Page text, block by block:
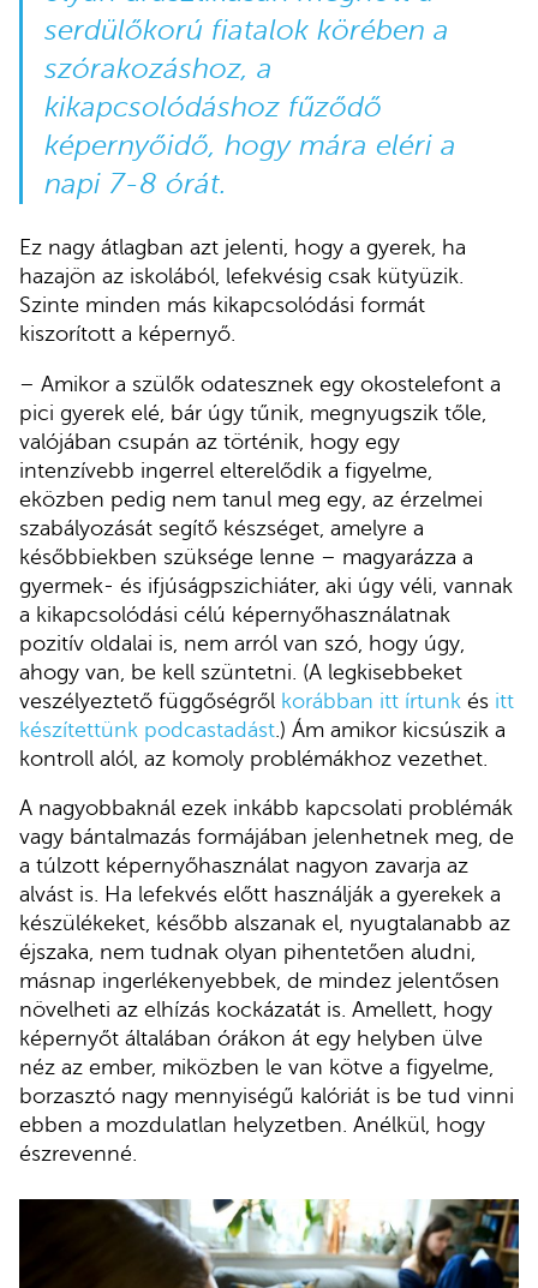
serdülőkorú fiatalok körében a
szórakozáshoz, a
kikapcsolódáshoz fűződő
képernyőidő, hogy mára eléri a
napi 7-8 órát.
Ez nagy átlagban azt jelenti, hogy a gyerek, ha
hazajön az iskolából, lefekvésig csak kütyüzik.
Szinte minden más kikapcsolódási formát
kiszorított a képernyő.
– Amikor a szülők odatesznek egy okostelefont a
pici gyerek elé, bár úgy tűnik, megnyugszik tőle,
valójában csupán az történik, hogy egy
intenzívebb ingerrel elterelődik a figyelme,
eközben pedig nem tanul meg egy, az érzelmei
szabályozását segítő készséget, amelyre a
későbbiekben szüksége lenne – magyarázza a
gyermek- és ifjúságpszichiáter, aki úgy véli, vannak
a kikapcsolódási célú képernyőhasználatnak
pozitív oldalai is, nem arról van szó, hogy úgy,
ahogy van, be kell szüntetni. (A legkisebbeket
veszélyeztető függőségről korábban itt írtunk és itt
készítettünk podcastadást .) Ám amikor kicsúszik a
kontroll alól, az komoly problémákhoz vezethet.
A nagyobbaknál ezek inkább kapcsolati problémák
vagy bántalmazás formájában jelenhetnek meg, de
a túlzott képernyőhasználat nagyon zavarja az
alvást is. Ha lefekvés előtt használják a gyerekek a
készülékeket, később alszanak el, nyugtalanabb az
éjszaka, nem tudnak olyan pihentetően aludni,
másnap ingerlékenyebbek, de mindez jelentősen
növelheti az elhízás kockázatát is. Amellett, hogy
képernyőt általában órákon át egy helyben ülve
néz az ember, miközben le van kötve a figyelme,
borzasztó nagy mennyiségű kalóriát is be tud vinni
ebben a mozdulatlan helyzetben. Anélkül, hogy
észrevenné.